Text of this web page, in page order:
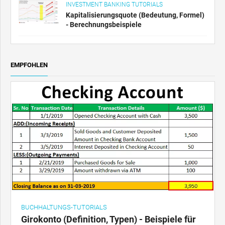
INVESTMENT BANKING TUTORIALS
Kapitalisierungsquote (Bedeutung, Formel)
- Berechnungsbeispiele
EMPFOHLEN
BUCHHALTUNGS-TUTORIALS
Girokonto (Definition, Typen) - Beispiele für